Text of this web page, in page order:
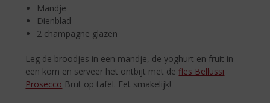
Mandje
Dienblad
2 champagne glazen
Leg de broodjes in een mandje, de yoghurt en fruit in
een kom en serveer het ontbijt met de fles Bellussi
Prosecco Brut op tafel. Eet smakelijk!